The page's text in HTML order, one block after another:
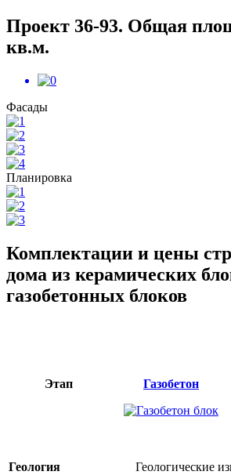
Проект 36-93. Общая
кв.м.
Фасады
Планировка
Комплектации и цены
дома из керамических
газобетонных блоков
Этап Газобетон
Геология Геологические